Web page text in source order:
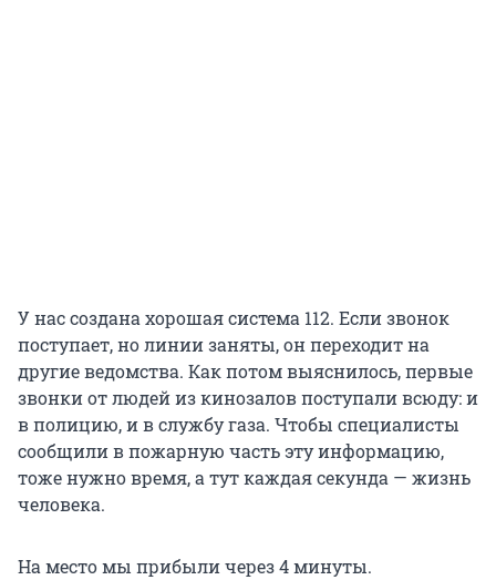
У нас создана хорошая система 112. Если звонок
поступает, но линии заняты, он переходит на
другие ведомства. Как потом выяснилось, первые
звонки от людей из кинозалов поступали всюду: и
в полицию, и в службу газа. Чтобы специалисты
сообщили в пожарную часть эту информацию,
тоже нужно время, а тут каждая секунда — жизнь
человека.
На место мы прибыли через 4 минуты.